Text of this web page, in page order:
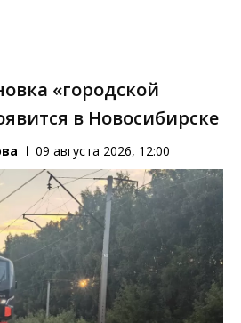
«городской
в Новосибирске
09 августа 2026, 12:00